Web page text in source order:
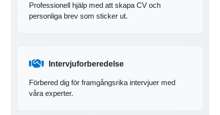
Professionell hjälp med att skapa CV och
personliga brev som sticker ut.
Intervjuforberedelse
Förbered dig för framgångsrika intervjuer med
våra experter.